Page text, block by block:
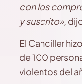
con los
y suscrito»,
El Canciller
de 100
violentos del